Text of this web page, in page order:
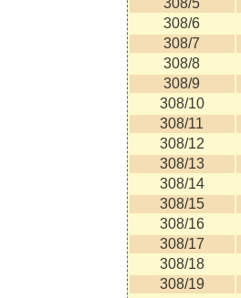
308/5
308/6
308/7
308/8
308/9
308/10
308/11
308/12
308/13
308/14
308/15
308/16
308/17
308/18
308/19